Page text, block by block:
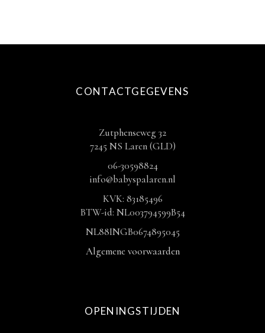
CONTACTGEGEVENS
Zutphenseweg 32
7245 NS Laren (GLD)
06-30598824
info@babyspalaren.nl
KVK: 83185496
BTW-id: NL003794599B54
NL88INGB0674895045
Algemene voorwaarden
OPENINGSTIJDEN